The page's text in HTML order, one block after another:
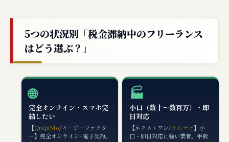
5つの状況別「税金滞納中のフリーランス
はどう選ぶ？」
🌐
完全オンライン・スマホ完
結したい
【QuQuMo/イージーファクタ
ー】完全オンライン+電子契約。
🏭
小口（数十〜数百万）・即
日対応
【ネクストワン/えんナビ】小
口・即日対応に強い業者。手数